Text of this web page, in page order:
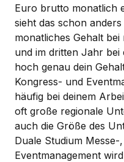
Euro brutto monatlich
sieht das schon
monatliches Gehalt
und im dritten Jahr
hoch genau dein
Kongress- und
häufig bei deinem
oft große regionale
auch die Größe des
Duale Studium
Eventmanagement